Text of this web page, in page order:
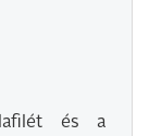
és a